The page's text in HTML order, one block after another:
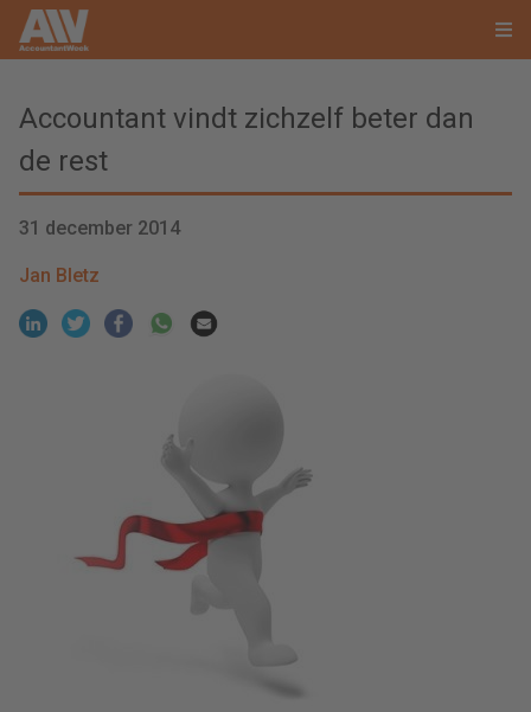
Accountant vindt zichzelf beter dan
de rest
31 december 2014
Jan Bletz